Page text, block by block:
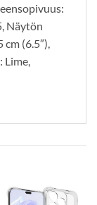
Näytön
(6.5″),
Lime,